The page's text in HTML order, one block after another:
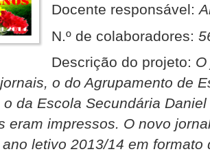
Docente responsável:
N.º de colaboradores:
Descrição do projeto:
o do Agrupamento de
o da Escola Secundária
eram impressos. O novo
letivo 2013/14 em